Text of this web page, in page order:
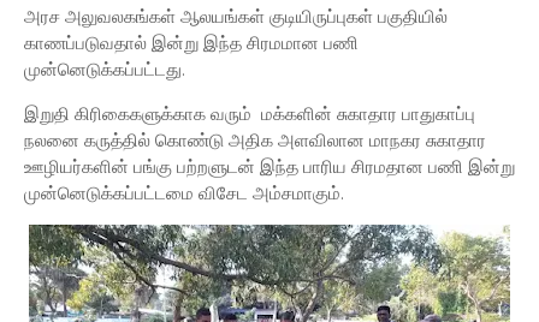
அரச அலுவலகங்கள் ஆலயங்கள் குடியிருப்புகள் பகுதியில்
காணப்படுவதால் இன்று இந்த சிரமமான பணி
முன்னெடுக்கப்பட்டது.
இறுதி கிரிகைகளுக்காக வரும் மக்களின் சுகாதார பாதுகாப்பு
நலனை கருத்தில் கொண்டு அதிக அளவிலான மாநகர சுகாதார
ஊழியர்களின் பங்கு பற்றளுடன் இந்த பாரிய சிரமதான பணி இன்று
முன்னெடுக்கப்பட்டமை விசேட அம்சமாகும்.